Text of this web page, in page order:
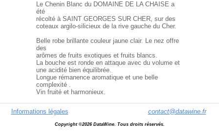
Le Chenin Blanc du DOMAINE DE LA CHAISE a
été
récolté à SAINT GEORGES SUR CHER, sur des
coteaux argilo-silicieux de la rive gauche du Cher.
Belle robe brillante couleur jaune clair. Le nez offre
des
arômes de fruits exotiques et fruits blancs.
La bouche est ronde en attaque avec du volume et
une acidité bien équilibrée.
Longue rémanence aromatique et une belle
complexité .
Vin fruité et harmonieux.
Informations légales contact@datawine.fr
Copyright ©2026 DataWine. Tous droits réservés.